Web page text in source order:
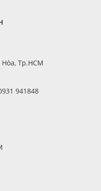
Tp.HCM
941848